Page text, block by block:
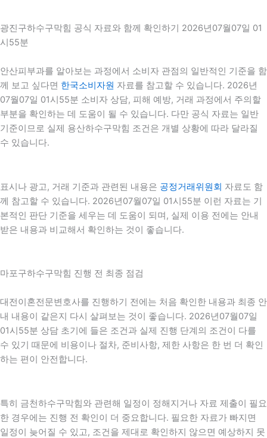
광진구하수구막힘 공식 자료와 함께 확인하기 2026년07월07일 01
시55분
안산피부과를 알아보는 과정에서 소비자 관점의 일반적인 기준을 함
께 보고 싶다면 한국소비자원 자료를 참고할 수 있습니다. 2026년
07월07일 01시55분 소비자 상담, 피해 예방, 거래 과정에서 주의할
부분을 확인하는 데 도움이 될 수 있습니다. 다만 공식 자료는 일반
기준이므로 실제 용산하수구막힘 조건은 개별 상황에 따라 달라질
수 있습니다.
표시나 광고, 거래 기준과 관련된 내용은 공정거래위원회 자료도 함
께 참고할 수 있습니다. 2026년07월07일 01시55분 이런 자료는 기
본적인 판단 기준을 세우는 데 도움이 되며, 실제 이용 전에는 안내
받은 내용과 비교해서 확인하는 것이 좋습니다.
마포구하수구막힘 진행 전 최종 점검
대전이혼전문변호사를 진행하기 전에는 처음 확인한 내용과 최종 안
내 내용이 같은지 다시 살펴보는 것이 좋습니다. 2026년07월07일
01시55분 상담 초기에 들은 조건과 실제 진행 단계의 조건이 다를
수 있기 때문에 비용이나 절차, 준비사항, 제한 사항은 한 번 더 확인
하는 편이 안전합니다.
특히 금천하수구막힘와 관련해 일정이 정해지거나 자료 제출이 필요
한 경우에는 진행 전 확인이 더 중요합니다. 필요한 자료가 빠지면
일정이 늦어질 수 있고, 조건을 제대로 확인하지 않으면 예상하지 못